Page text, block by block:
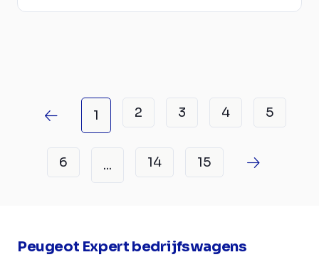
1 2 3 4 5
6 ... 14 15
Peugeot Expert bedrijfswagens